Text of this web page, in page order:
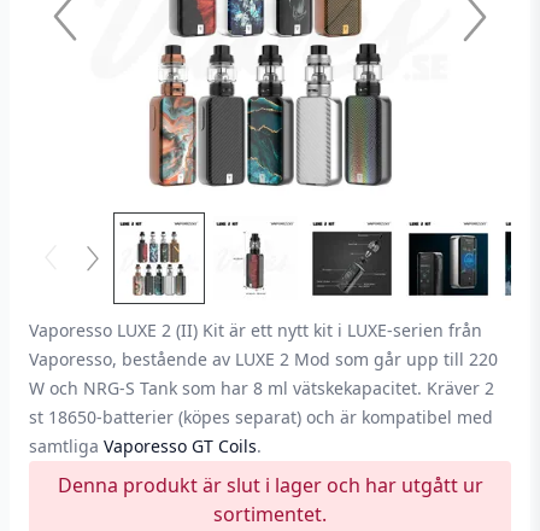
Vaporesso LUXE 2 (II) Kit är ett nytt kit i LUXE-serien från
Vaporesso, bestående av LUXE 2 Mod som går upp till 220
W och NRG-S Tank som har 8 ml vätskekapacitet. Kräver 2
st 18650-batterier (köpes separat) och är kompatibel med
samtliga Vaporesso GT Coils.
Denna produkt är slut i lager och har utgått ur
sortimentet.